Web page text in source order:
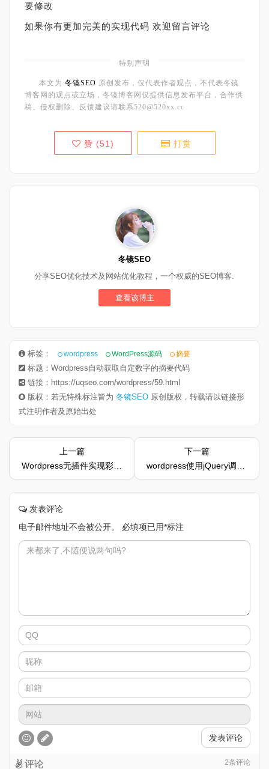
要修改
如果你有更加完美的实现代码 欢迎留言评论
特别声明
本文为 冬镜SEO 原创发布，仅代表作者观点，不代表冬镜
博客网的观点或立场，冬镜博客网仅提供信息发布平台，合作供
稿、侵权删除、反馈建议请联系520@520xx.cc
赞 (51 ) 打赏
冬镜SEO
分享SEO优化技术及网站优化教程，一个权威的SEO博客.
查看该博主
标签： wordpress WordPress源码 摘要
标题：Wordpress自动获取自定数字的摘要代码
链接：https://uqseo.com/wordpress/59.html
版权：若无特殊标注皆为 冬镜SEO 原创版权，转载请以链接形
式注明作者及原始出处
上一篇
Wordpress无插件实现彩色标签云
下一篇
wordpress使用jQuery调整图片宽高度
发表评论
电子邮件地址不会被公开。
必填项已用*标注
发表评论
评论 2条评论